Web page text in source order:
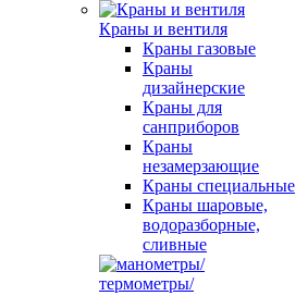
Краны и вентиля
Краны газовые
Краны
дизайнерские
Краны для
санприборов
Краны
незамерзающие
Краны специальные
Краны шаровые,
водоразборные,
сливные